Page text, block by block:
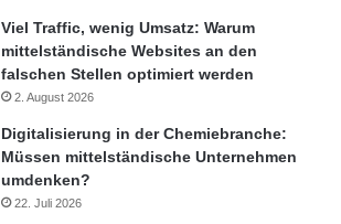
Viel Traffic, wenig Umsatz: Warum
mittelständische Websites an den
falschen Stellen optimiert werden
2. August 2026
Digitalisierung in der Chemiebranche:
Müssen mittelständische Unternehmen
umdenken?
22. Juli 2026